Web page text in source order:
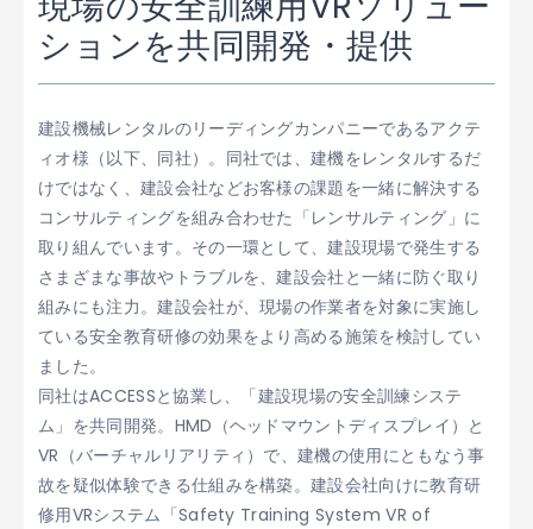
ションを共同開発・提供
建設機械レンタルのリーディングカンパニーであるアクテ
ィオ様（以下、同社）。同社では、建機をレンタルするだ
けではなく、建設会社などお客様の課題を一緒に解決する
コンサルティングを組み合わせた「レンサルティング」に
取り組んでいます。その一環として、建設現場で発生する
さまざまな事故やトラブルを、建設会社と一緒に防ぐ取り
組みにも注力。建設会社が、現場の作業者を対象に実施し
ている安全教育研修の効果をより高める施策を検討してい
ました。
同社はACCESSと協業し、「建設現場の安全訓練システ
ム」を共同開発。HMD（ヘッドマウントディスプレイ）と
VR（バーチャルリアリティ）で、建機の使用にともなう事
故を疑似体験できる仕組みを構築。建設会社向けに教育研
修用VRシステム「Safety Training System VR of